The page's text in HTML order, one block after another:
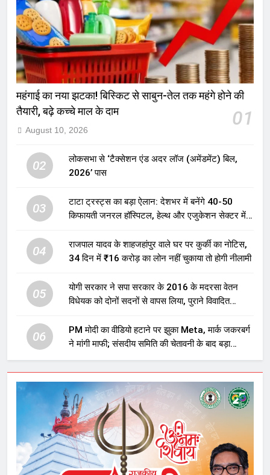
महंगाई का नया झटका! बिस्किट से साबुन-तेल तक महंगे होने की
तैयारी, बढ़े कच्चे माल के दाम
01
August 10, 2026
02
लोकसभा से ‘टैक्सेशन एंड अदर लॉज (अमेंडमेंट) बिल,
2026’ पास
03
टाटा ट्रस्ट्स का बड़ा ऐलान: देशभर में बनेंगे 40-50
किफायती जनरल हॉस्पिटल, हेल्थ और एजुकेशन सेक्टर में
04
राजपाल यादव के शाहजहांपुर वाले घर पर कुर्की का नोटिस,
34 दिन में ₹16 करोड़ का लोन नहीं चुकाया तो होगी नीलामी
05
योगी सरकार ने सपा सरकार के 2016 के मदरसा वेतन
विधेयक को दोनों सदनों से वापस लिया, पुराने विवादित
06
PM मोदी का वीडियो हटाने पर झुका Meta, मार्क जकरबर्ग
ने मांगी माफी; संसदीय समिति की चेतावनी के बाद बड़ा
घटनाक्रम